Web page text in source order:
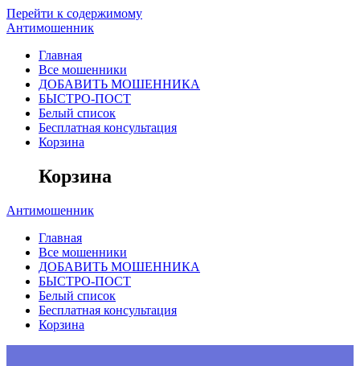
Перейти к содержимому
Антимошенник
Главная
Все мошенники
ДОБАВИТЬ МОШЕННИКА
БЫСТРО-ПОСТ
Белый список
Бесплатная консультация
Корзина
Корзина
Антимошенник
Главная
Все мошенники
ДОБАВИТЬ МОШЕННИКА
БЫСТРО-ПОСТ
Белый список
Бесплатная консультация
Корзина